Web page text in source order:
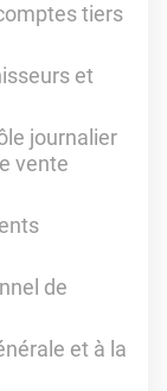
tiers
et
journalier
vente
de
et à la